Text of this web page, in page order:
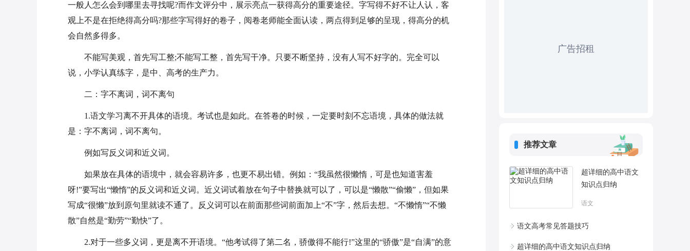
一般人怎么会到哪里去寻找呢?而作文评分中，展示亮点一获得高分的重要途径。字写得不好不让人认，客
观上不是在拒绝得高分吗?那些字写得好的卷子，阅卷老师能全面认读，两点得到足够的呈现，得高分的机
会自然多得多。
不能写美观，首先写工整;不能写工整，首先写干净。只要不断坚持，没有人写不好字的。完全可以
说，小学认真练字，是中、高考的生产力。
二：字不离词，词不离句
1.语文学习离不开具体的语境。考试也是如此。在答卷的时候，一定要时刻不忘语境，具体的做法就
是：字不离词，词不离句。
例如写反义词和近义词。
如果放在具体的语境中，就会容易许多，也更不易出错。例如：“我虽然很懒惰，可是也知道害羞
呀!”要写出“懒惰”的反义词和近义词。近义词试着放在句子中替换就可以了，可以是“懒散”“偷懒”，但如果
写成“很懒”放到原句里就读不通了。反义词可以在前面那些词前面加上“不”字，然后去想。“不懒惰”“不懒
散”自然是“勤劳”“勤快”了。
2.对于一些多义词，更是离不开语境。“他考试得了第二名，骄傲得不能行!”这里的“骄傲”是“自满”的意
广告招租
推荐文章
超详细的高中语文
知识点归纳
语文
语文高考常见答题技巧
超详细的高中语文知识点归纳